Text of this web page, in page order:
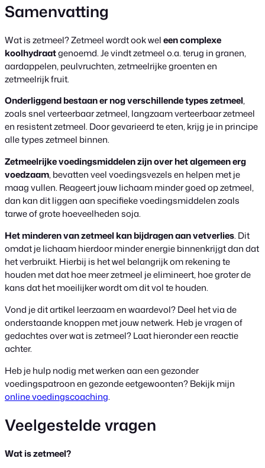
Samenvatting
Wat is zetmeel? Zetmeel wordt ook weleen complexe
koolhydraatgenoemd. Je vindt zetmeel o.a. terug in granen,
aardappelen, peulvruchten, zetmeelrijke groenten en
zetmeelrijk fruit.
Onderliggend bestaan er nog verschillende types zetmeel,
zoals snel verteerbaar zetmeel, langzaam verteerbaar zetmeel
en resistent zetmeel. Door gevarieerd te eten, krijg je in principe
alle types zetmeel binnen.
Zetmeelrijke voedingsmiddelen zijn over het algemeen erg
voedzaam, bevatten veel voedingsvezels en helpen met je
maag vullen. Reageert jouw lichaam minder goed op zetmeel,
dan kan dit liggen aan specifieke voedingsmiddelen zoals
tarwe of grote hoeveelheden soja.
Het minderen van zetmeel kan bijdragen aan vetverlies. Dit
omdat je lichaam hierdoor minder energie binnenkrijgt dan dat
het verbruikt. Hierbij is het wel belangrijk om rekening te
houden met dat hoe meer zetmeel je elimineert, hoe groter de
kans dat het moeilijker wordt om dit vol te houden.
Vond je dit artikel leerzaam en waardevol? Deel het via de
onderstaande knoppen met jouw netwerk. Heb je vragen of
gedachtes over wat is zetmeel? Laat hieronder een reactie
achter.
Heb je hulp nodig met werken aan een gezonder
voedingspatroon en gezonde eetgewoonten? Bekijk mijn
online voedingscoaching.
Veelgestelde vragen
Wat is zetmeel?